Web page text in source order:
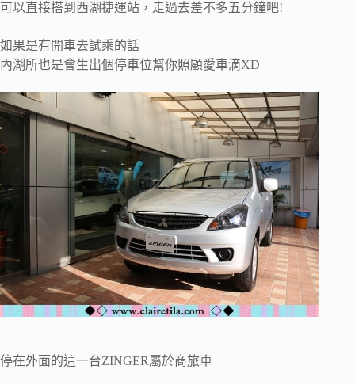
可以直接搭到西湖捷運站，走過去差不多五分鐘吧!
如果是有開車去試乘的話
內湖所也是會生出個停車位幫你照顧愛車滴XD
停在外面的這一台ZINGER屬於商旅車